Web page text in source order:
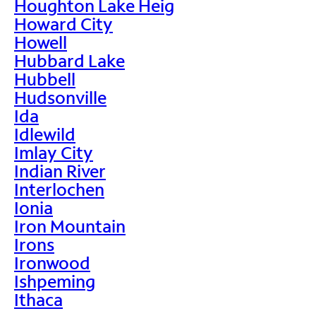
Houghton Lake Heig
Howard City
Howell
Hubbard Lake
Hubbell
Hudsonville
Ida
Idlewild
Imlay City
Indian River
Interlochen
Ionia
Iron Mountain
Irons
Ironwood
Ishpeming
Ithaca